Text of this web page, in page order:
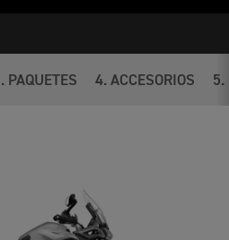
. PAQUETES 4. ACCESORIOS 5.